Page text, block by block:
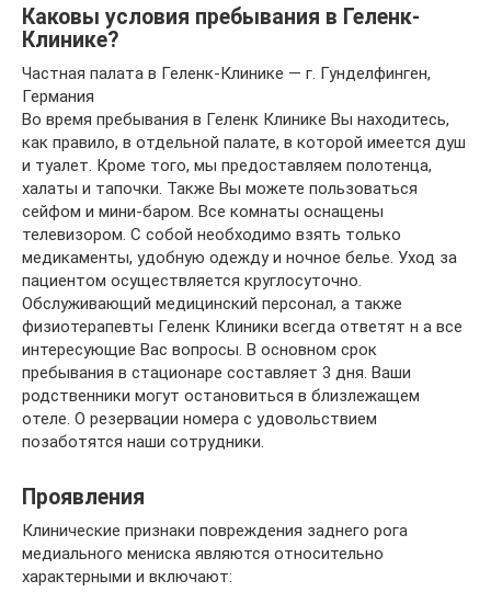
Каковы условия пребывания в Геленк-
Клинике?
Частная палата в Геленк-Клинике — г. Гунделфинген,
Германия
Во время пребывания в Геленк Клинике Вы находитесь,
как правило, в отдельной палате, в которой имеется душ
и туалет. Кроме того, мы предоставляем полотенца,
халаты и тапочки. Также Вы можете пользоваться
сейфом и мини-баром. Все комнаты оснащены
телевизором. С собой необходимо взять только
медикаменты, удобную одежду и ночное белье. Уход за
пациентом осуществляется круглосуточно.
Обслуживающий медицинский персонал, а также
физиотерапевты Геленк Клиники всегда ответят н а все
интересующие Вас вопросы. В основном срок
пребывания в стационаре составляет 3 дня. Ваши
родственники могут остановиться в близлежащем
отеле. О резервации номера с удовольствием
позаботятся наши сотрудники.
Проявления
Клинические признаки повреждения заднего рога
медиального мениска являются относительно
характерными и включают: